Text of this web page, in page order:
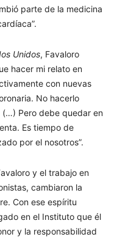
parte de la medicina
Unidos, Favaloro
hacer mi relato en
con nuevas
No hacerlo
(…) Pero debe quedar en
Es tiempo de
por el nosotros”.
y el trabajo en
cambiaron la
Con ese espíritu
en el Instituto que él
y la responsabilidad